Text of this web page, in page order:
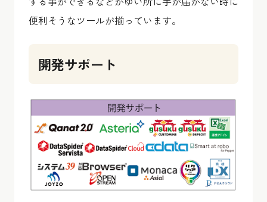
便利そうなツールが揃っています。
開発サポート